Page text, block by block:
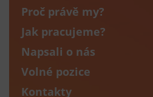
Proč právě my?
Jak pracujeme?
Napsali o nás
Volné pozice
Kontakty